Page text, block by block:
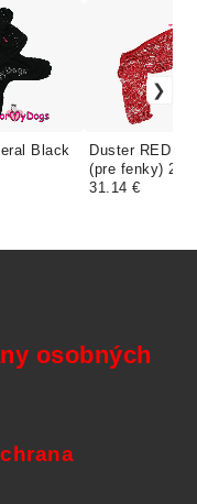
Black
Duster RED
(pre fenky) 20/
31.14 €
osobných